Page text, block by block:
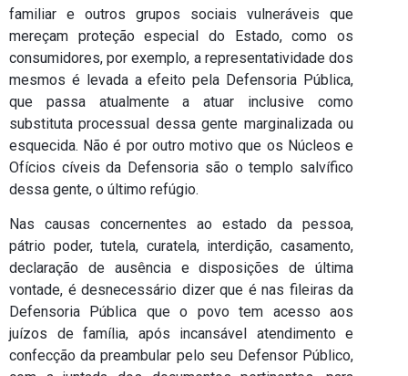
familiar e outros grupos sociais vulneráveis que
mereçam proteção especial do Estado, como os
consumidores, por exemplo, a representatividade dos
mesmos é levada a efeito pela Defensoria Pública,
que passa atualmente a atuar inclusive como
substituta processual dessa gente marginalizada ou
esquecida. Não é por outro motivo que os Núcleos e
Ofícios cíveis da Defensoria são o templo salvífico
dessa gente, o último refúgio.
Nas causas concernentes ao estado da pessoa,
pátrio poder, tutela, curatela, interdição, casamento,
declaração de ausência e disposições de última
vontade, é desnecessário dizer que é nas fileiras da
Defensoria Pública que o povo tem acesso aos
juízos de família, após incansável atendimento e
confecção da preambular pelo seu Defensor Público,